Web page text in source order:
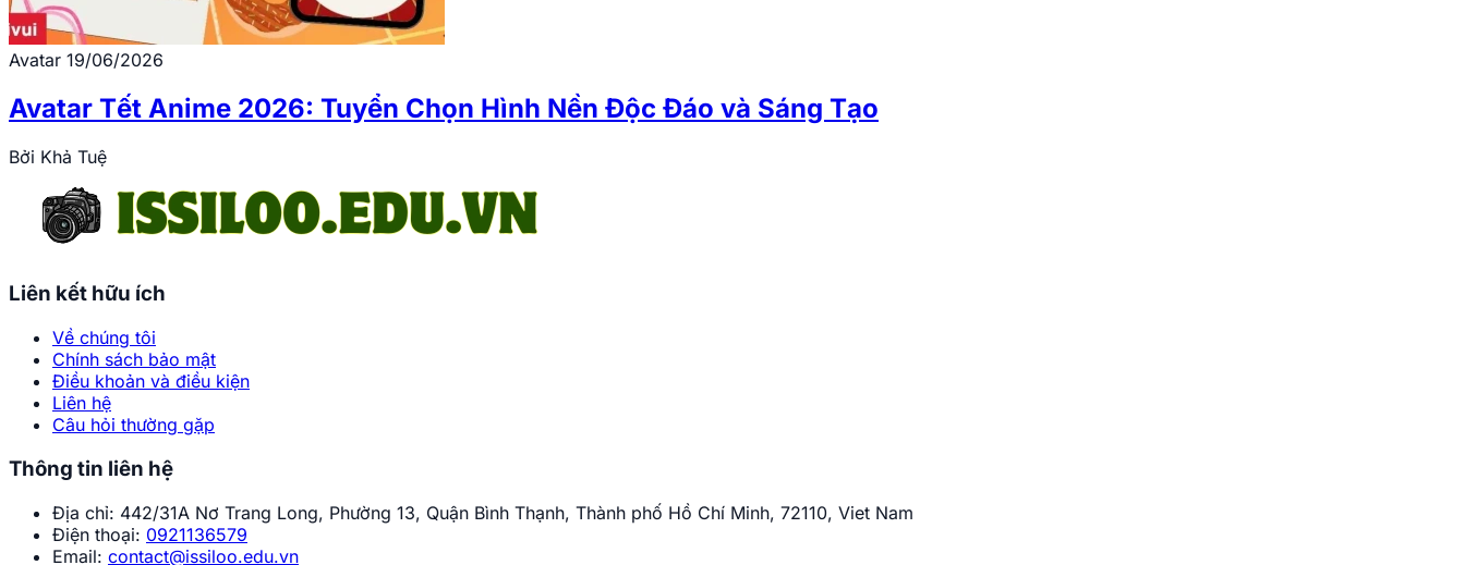
Avatar 19/06/2026
Avatar Tết Anime 2026: Tuyển Chọn Hình Nền Độc Đáo và Sáng Tạo
Bởi Khả Tuệ
Liên kết hữu ích
Về chúng tôi
Chính sách bảo mật
Điều khoản và điều kiện
Liên hệ
Câu hỏi thường gặp
Thông tin liên hệ
Địa chỉ: 442/31A Nơ Trang Long, Phường 13, Quận Bình Thạnh, Thành phố Hồ Chí Minh, 72110, Viet Nam
Điện thoại: 0921136579
Email: contact@issiloo.edu.vn